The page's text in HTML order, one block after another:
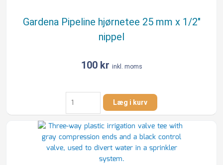
Gardena Pipeline hjørnetee 25 mm x 1/2″
nippel
100 kr inkl. moms
Gardena
Pipeline
hjørnetee
25
mm
x
Læg i kurv